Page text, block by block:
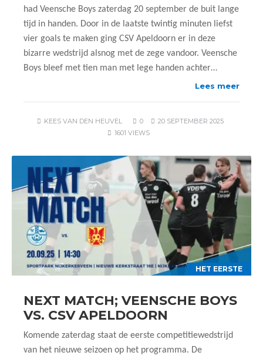
had Veensche Boys zaterdag 20 september de buit lange
tijd in handen. Door in de laatste twintig minuten liefst
vier goals te maken ging CSV Apeldoorn er in deze
bizarre wedstrijd alsnog met de zege vandoor. Veensche
Boys bleef met tien man met lege handen achter…
Lees meer
KEES VAN DEN HEUVEL 0
20 SEPTEMBER 2025
1601 VIEWS
HET EERSTE
NEXT MATCH; VEENSCHE BOYS
VS. CSV APELDOORN
Komende zaterdag staat de eerste competitiewedstrijd
van het nieuwe seizoen op het programma. De